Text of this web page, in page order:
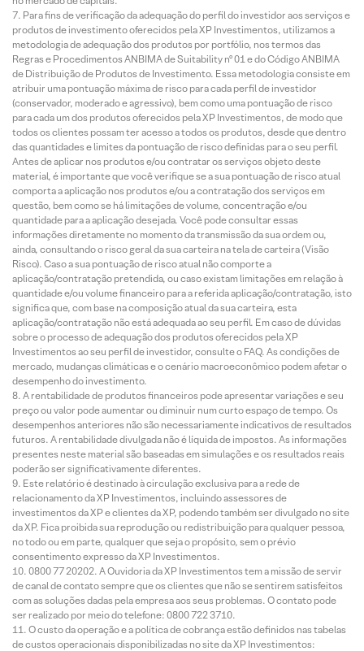
Para fins de verificação da adequação do perfil do investidor aos serviços e
produtos de investimento oferecidos pela XP Investimentos, utilizamos a
metodologia de adequação dos produtos por portfólio, nos termos das
Regras e Procedimentos ANBIMA de Suitability nº 01 e do Código ANBIMA
de Distribuição de Produtos de Investimento. Essa metodologia consiste em
atribuir uma pontuação máxima de risco para cada perfil de investidor
(conservador, moderado e agressivo), bem como uma pontuação de risco
para cada um dos produtos oferecidos pela XP Investimentos, de modo que
todos os clientes possam ter acesso a todos os produtos, desde que dentro
das quantidades e limites da pontuação de risco definidas para o seu perfil.
Antes de aplicar nos produtos e/ou contratar os serviços objeto deste
material, é importante que você verifique se a sua pontuação de risco atual
comporta a aplicação nos produtos e/ou a contratação dos serviços em
questão, bem como se há limitações de volume, concentração e/ou
quantidade para a aplicação desejada. Você pode consultar essas
informações diretamente no momento da transmissão da sua ordem ou,
ainda, consultando o risco geral da sua carteira na tela de carteira (Visão
Risco). Caso a sua pontuação de risco atual não comporte a
aplicação/contratação pretendida, ou caso existam limitações em relação à
quantidade e/ou volume financeiro para a referida aplicação/contratação, isto
significa que, com base na composição atual da sua carteira, esta
aplicação/contratação não está adequada ao seu perfil. Em caso de dúvidas
sobre o processo de adequação dos produtos oferecidos pela XP
Investimentos ao seu perfil de investidor, consulte o FAQ. As condições de
mercado, mudanças climáticas e o cenário macroeconômico podem afetar o
desempenho do investimento.
A rentabilidade de produtos financeiros pode apresentar variações e seu
preço ou valor pode aumentar ou diminuir num curto espaço de tempo. Os
desempenhos anteriores não são necessariamente indicativos de resultados
futuros. A rentabilidade divulgada não é líquida de impostos. As informações
presentes neste material são baseadas em simulações e os resultados reais
poderão ser significativamente diferentes.
Este relatório é destinado à circulação exclusiva para a rede de
relacionamento da XP Investimentos, incluindo assessores de
investimentos da XP e clientes da XP, podendo também ser divulgado no site
da XP. Fica proibida sua reprodução ou redistribuição para qualquer pessoa,
no todo ou em parte, qualquer que seja o propósito, sem o prévio
consentimento expresso da XP Investimentos.
0800 77 20202. A Ouvidoria da XP Investimentos tem a missão de servir
de canal de contato sempre que os clientes que não se sentirem satisfeitos
com as soluções dadas pela empresa aos seus problemas. O contato pode
ser realizado por meio do telefone: 0800 722 3710.
O custo da operação e a política de cobrança estão definidos nas tabelas
de custos operacionais disponibilizadas no site da XP Investimentos: